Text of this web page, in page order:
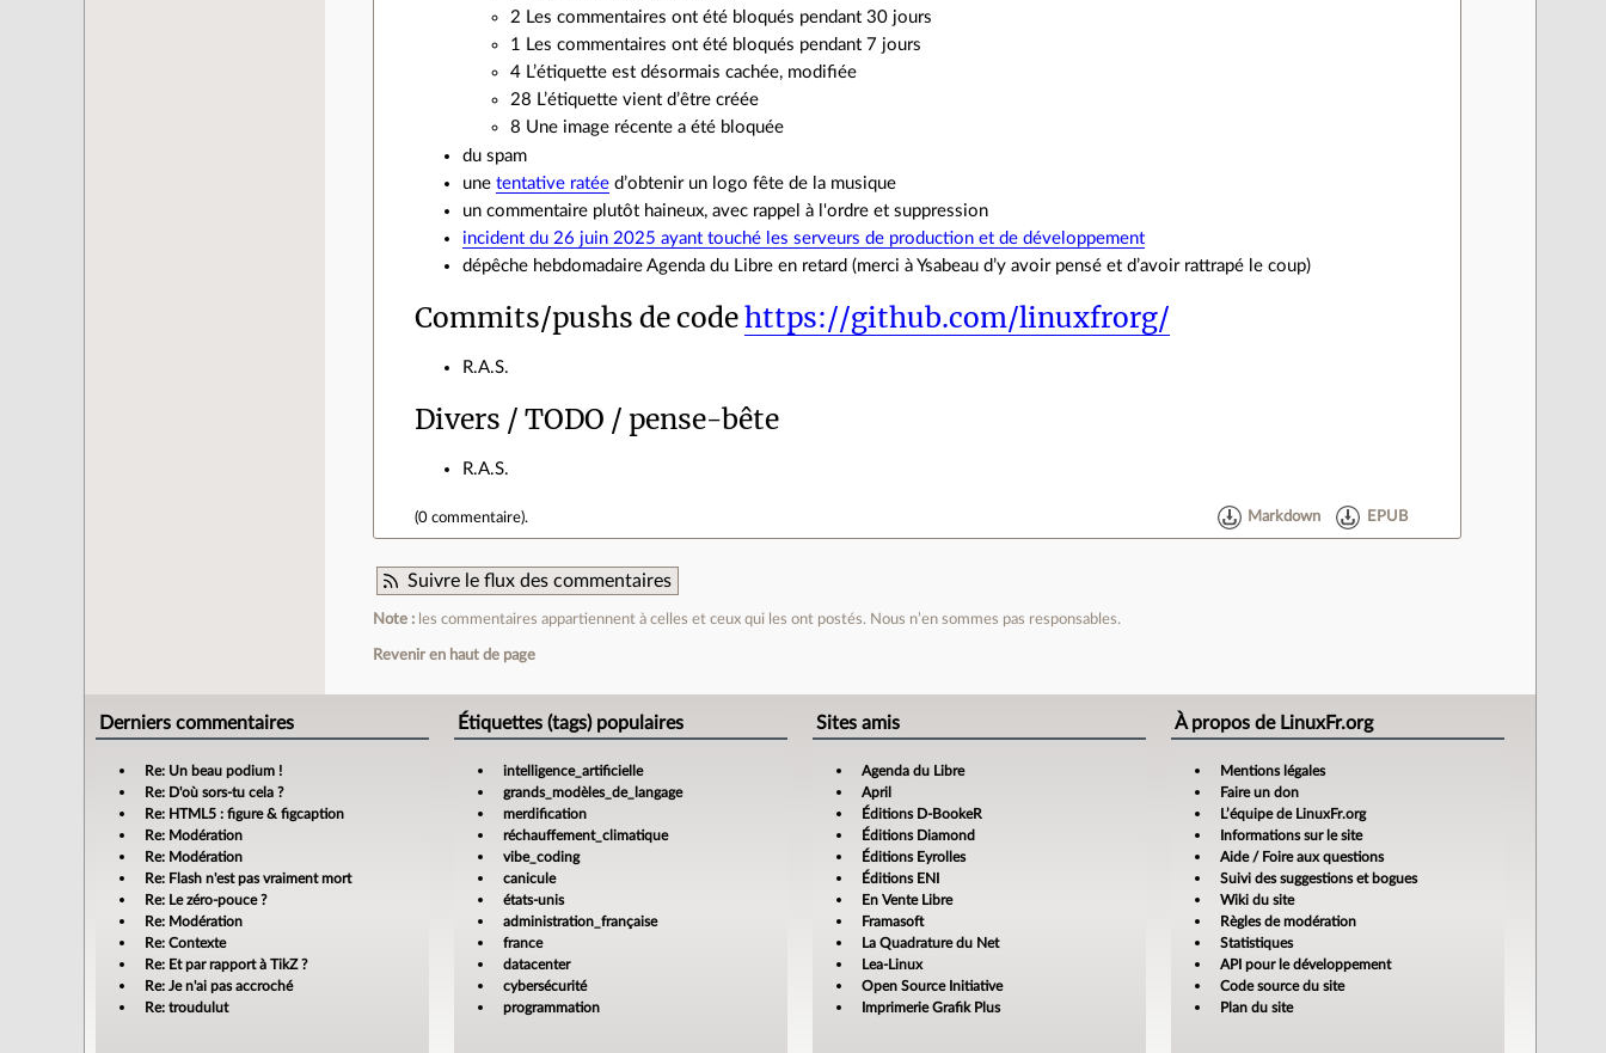
2 Les commentaires ont été bloqués pendant 30 jours
1 Les commentaires ont été bloqués pendant 7 jours
4 L’étiquette est désormais cachée, modifiée
28 L’étiquette vient d’être créée
8 Une image récente a été bloquée
du spam
unetentative ratée d’obtenir un logo fête de la musique
un commentaire plutôt haineux, avec rappel à l'ordre et suppression
incident du 26 juin 2025 ayant touché les serveurs de production et de développement
dépêche hebdomadaire Agenda du Libre en retard (merci à Ysabeau d’y avoir pensé et d’avoir rattrapé le coup)
Commits/pushs de codehttps://github.com/linuxfrorg/
R.A.S.
Divers / TODO / pense-bête
R.A.S.
(0 commentaire). Markdown EPUB
Suivre le flux des commentaires
Note : les commentaires appartiennent à celles et ceux qui les ont postés. Nous n’en sommes pas responsables.
Revenir en haut de page
Derniers commentaires
Re: Un beau podium !
Re: D'où sors-tu cela ?
Re: HTML5 : figure & figcaption
Re: Modération
Re: Modération
Re: Flash n'est pas vraiment mort
Re: Le zéro-pouce ?
Re: Modération
Re: Contexte
Re: Et par rapport à TikZ ?
Re: Je n'ai pas accroché
Re: troudulut
Étiquettes (tags) populaires
intelligence_artificielle
grands_modèles_de_langage
merdification
réchauffement_climatique
vibe_coding
canicule
états-unis
administration_française
france
datacenter
cybersécurité
programmation
Sites amis
Agenda du Libre
April
Éditions D-BookeR
Éditions Diamond
Éditions Eyrolles
Éditions ENI
En Vente Libre
Framasoft
La Quadrature du Net
Lea-Linux
Open Source Initiative
Imprimerie Grafik Plus
À propos de LinuxFr.org
Mentions légales
Faire un don
L’équipe de LinuxFr.org
Informations sur le site
Aide / Foire aux questions
Suivi des suggestions et bogues
Wiki du site
Règles de modération
Statistiques
API pour le développement
Code source du site
Plan du site